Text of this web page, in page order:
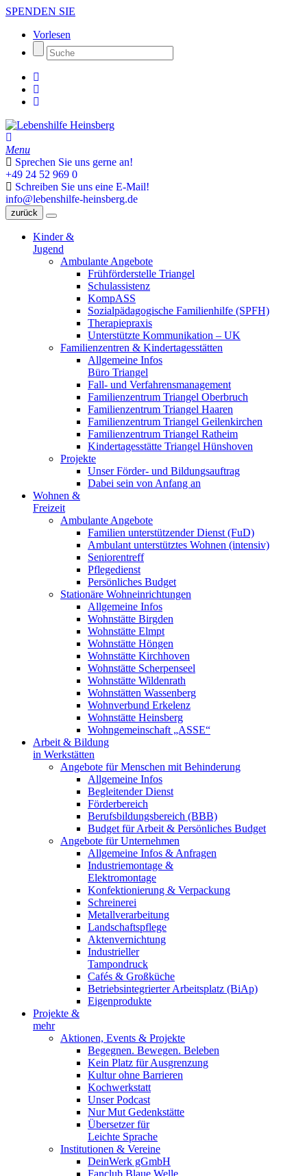
SPENDEN SIE
Vorlesen
Menu
Sprechen Sie uns gerne an!
+49 24 52 969 0
Schreiben Sie uns eine E-Mail!
info@lebenshilfe-heinsberg.de
zurück
Kinder &
Jugend
Ambulante Angebote
Frühförderstelle Triangel
Schulassistenz
KompASS
Sozialpädagogische Familienhilfe (SPFH)
Therapiepraxis
Unterstützte Kommunikation – UK
Familienzentren & Kindertagesstätten
Allgemeine Infos
Büro Triangel
Fall- und Verfahrensmanagement
Familienzentrum Triangel Oberbruch
Familienzentrum Triangel Haaren
Familienzentrum Triangel Geilenkirchen
Familienzentrum Triangel Ratheim
Kindertagesstätte Triangel Hünshoven
Projekte
Unser Förder- und Bildungsauftrag
Dabei sein von Anfang an
Wohnen &
Freizeit
Ambulante Angebote
Familien unterstützender Dienst (FuD)
Ambulant unterstütztes Wohnen (intensiv)
Seniorentreff
Pflegedienst
Persönliches Budget
Stationäre Wohneinrichtungen
Allgemeine Infos
Wohnstätte Birgden
Wohnstätte Elmpt
Wohnstätte Höngen
Wohnstätte Kirchhoven
Wohnstätte Scherpenseel
Wohnstätte Wildenrath
Wohnstätten Wassenberg
Wohnverbund Erkelenz
Wohnstätte Heinsberg
Wohngemeinschaft „ASSE“
Arbeit & Bildung
in Werkstätten
Angebote für Menschen mit Behinderung
Allgemeine Infos
Begleitender Dienst
Förderbereich
Berufsbildungsbereich (BBB)
Budget für Arbeit & Persönliches Budget
Angebote für Unternehmen
Allgemeine Infos & Anfragen
Industriemontage &
Elektromontage
Konfektionierung & Verpackung
Schreinerei
Metallverarbeitung
Landschaftspflege
Aktenvernichtung
Industrieller
Tampondruck
Cafés & Großküche
Betriebsintegrierter Arbeitsplatz (BiAp)
Eigenprodukte
Projekte &
mehr
Aktionen, Events & Projekte
Begegnen. Bewegen. Beleben
Kein Platz für Ausgrenzung
Kultur ohne Barrieren
Kochwerkstatt
Unser Podcast
Nur Mut Gedenkstätte
Übersetzer für
Leichte Sprache
Institutionen & Vereine
DeinWerk gGmbH
Fanclub Blaue Welle